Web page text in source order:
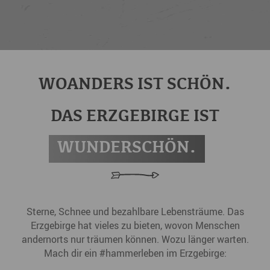
WOANDERS IST SCHÖN.
DAS ERZGEBIRGE IST
WUNDERSCHÖN.
Sterne, Schnee und bezahlbare Lebensträume. Das
Erzgebirge hat vieles zu bieten, wovon Menschen
andernorts nur träumen können. Wozu länger warten.
Mach dir ein #hammerleben im Erzgebirge: